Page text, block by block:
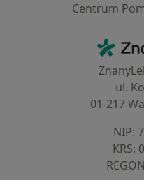
Centrum
ul.
01-217
NIP:
KRS: